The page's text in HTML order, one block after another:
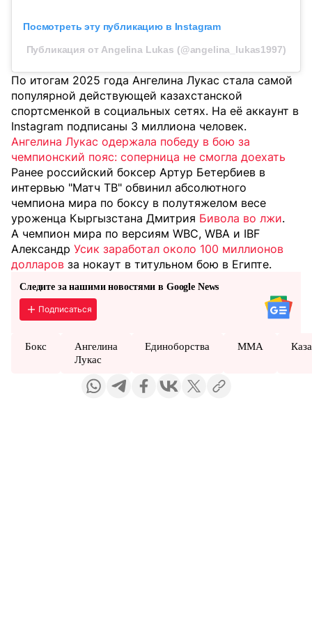
Посмотреть эту публикацию в Instagram
Публикация от Angelina Lukas (@angelina_lukas1997)
По итогам 2025 года Ангелина Лукас стала самой
популярной действующей казахстанской
спортсменкой в социальных сетях. На её аккаунт в
Instagram подписаны 3 миллиона человек.
Ангелина Лукас одержала победу в бою за
чемпионский пояс: соперница не смогла доехать
Ранее российский боксер Артур Бетербиев в
интервью "Матч ТВ" обвинил абсолютного
чемпиона мира по боксу в полутяжелом весе
уроженца Кыргызстана Дмитрия Бивола во лжи.
А чемпион мира по версиям WBC, WBA и IBF
Александр Усик заработал около 100 миллионов
долларов за нокаут в титульном бою в Египте.
Следите за нашими новостями в Google News
Подписаться
Бокс
Ангелина
Лукас
Единоборства MMA